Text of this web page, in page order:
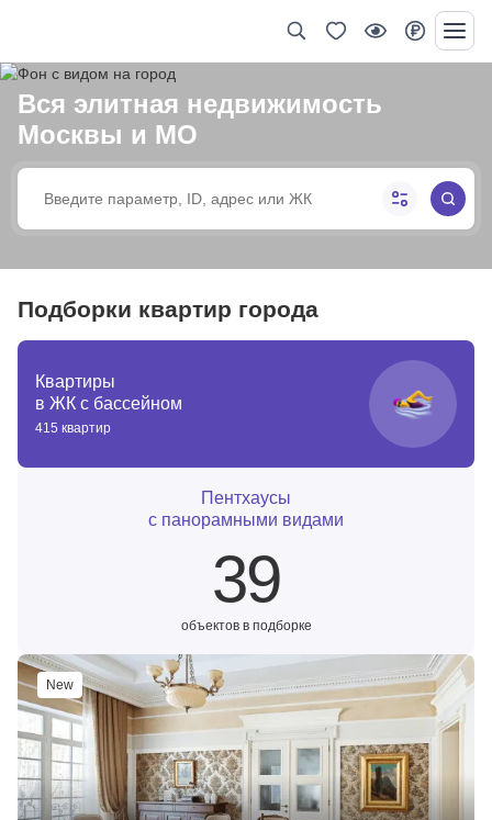
Вся элитная недвижимость
Москвы и МО
Подборки квартир города
Квартиры
в ЖК с бассейном
415 квартир
New
Пентхаусы
с панорамными видами
39
объектов в подборке